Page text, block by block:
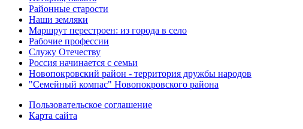
Районные старости
Наши земляки
Маршрут перестроен: из города в село
Рабочие профессии
Служу Отечеству
Россия начинается с семьи
Новопокровский район - территория дружбы народов
"Семейный компас" Новопокровского района
Пользовательское соглашение
Карта сайта